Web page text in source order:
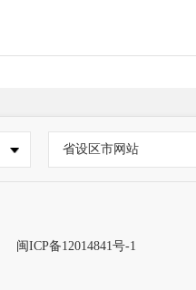
省设区市网站
闽ICP备12014841号-1